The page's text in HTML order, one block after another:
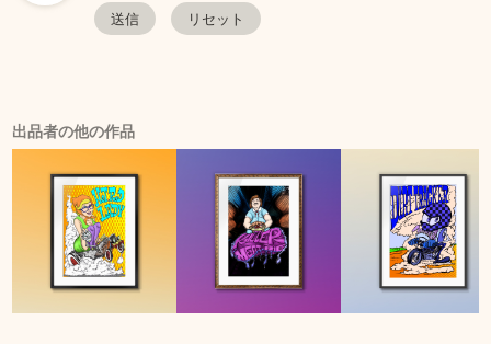
出品者の他の作品